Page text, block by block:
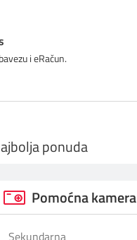
i eRačun.
ponuda
Pomoćna kamera
Sekundarna